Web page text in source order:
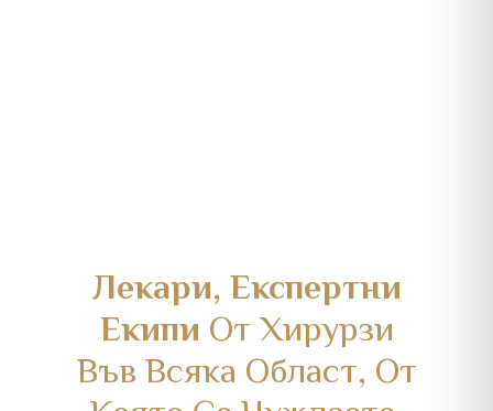
Лекари, Експертни
Екипи От Хирурзи
Във Всяка Област, От